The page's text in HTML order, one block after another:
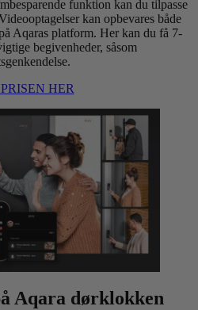
funktion kan du tilpasse
kan opbevares både
Aqaras platform. Her kan du få 7-
begivenheder, såsom
HER
Aqara dørklokken